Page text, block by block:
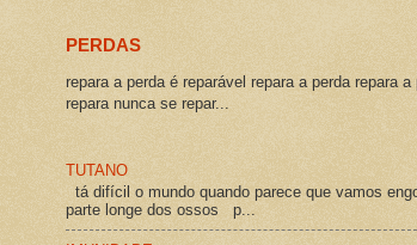
PERDAS
repara a perda é reparável repara a perda repara
repara nunca se repar...
TUTANO
tá difícil o mundo quando parece que vamos
parte longe dos ossos p...